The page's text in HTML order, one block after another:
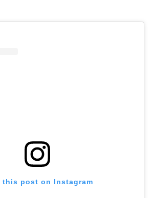
this post on Instagram